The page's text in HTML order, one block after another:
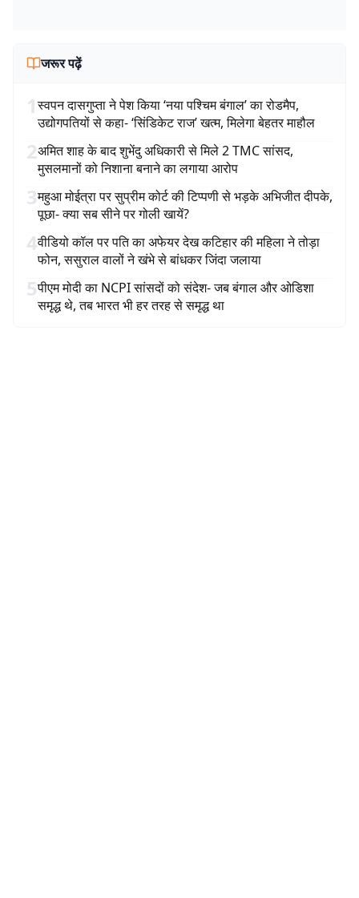
जरूर पढ़ें
1स्वपन दासगुप्ता ने पेश किया ‘नया पश्चिम बंगाल’ का रोडमैप,
उद्योगपतियों से कहा- ‘सिंडिकेट राज’ खत्म, मिलेगा बेहतर माहौल
2अमित शाह के बाद शुभेंदु अधिकारी से मिले 2 TMC सांसद,
मुसलमानों को निशाना बनाने का लगाया आरोप
3महुआ मोईत्रा पर सुप्रीम कोर्ट की टिप्पणी से भड़के अभिजीत दीपके,
पूछा- क्या सब सीने पर गोली खायें?
4वीडियो कॉल पर पति का अफेयर देख कटिहार की महिला ने तोड़ा
फोन, ससुराल वालों ने खंभे से बांधकर जिंदा जलाया
5पीएम मोदी का NCPI सांसदों को संदेश- जब बंगाल और ओडिशा
समृद्ध थे, तब भारत भी हर तरह से समृद्ध था